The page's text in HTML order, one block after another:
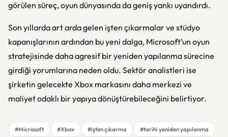
görülen süreç, oyun dünyasında da geniş yankı uyandırdı.
Son yıllarda art arda gelen işten çıkarmalar ve stüdyo
kapanışlarının ardından bu yeni dalga, Microsoft’un oyun
stratejisinde daha agresif bir yeniden yapılanma sürecine
girdiği yorumlarına neden oldu. Sektör analistleri ise
şirketin gelecekte Xbox markasını daha merkezi ve
maliyet odaklı bir yapıya dönüştürebileceğini belirtiyor.
#Microsoft #Xbox #işten çıkarma
#tarihi yeniden yapılanma